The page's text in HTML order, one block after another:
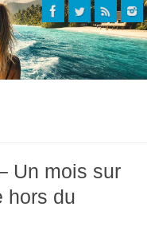
Un mois sur
hors du